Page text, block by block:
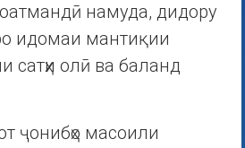
намуда, дидору
идомаи мантиқии
сатҳи олӣ ва баланд
ҷонибҳо масоили